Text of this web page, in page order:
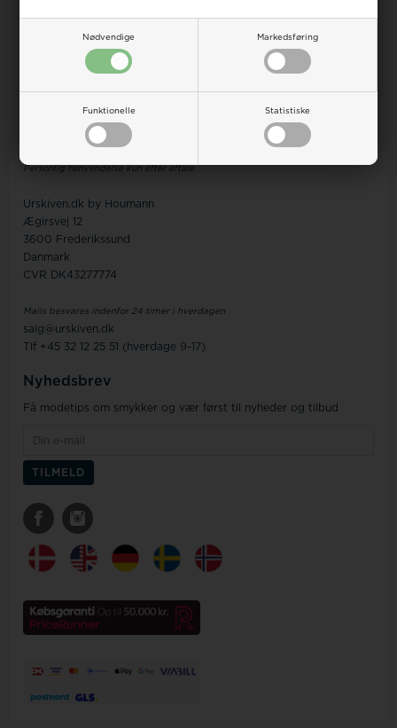
Nødvendige Markedsføring
Funktionelle Statistiske
Kontakt
Finansieringen
Retur/Ombytning
Kundeservice
Ingen betjening på adressen
Personlig henvendelse kun efter aftale
Urskiven.dk by Houmann
Ægirsvej 12
3600 Frederikssund
Danmark
CVR DK43277774
Mails besvares indenfor 24 timer i hverdagen
salg@urskiven.dk
Tlf +45 32 12 25 51 (hverdage 9-17)
Nyhedsbrev
Få modetips om smykker og vær først til nyheder og tilbud